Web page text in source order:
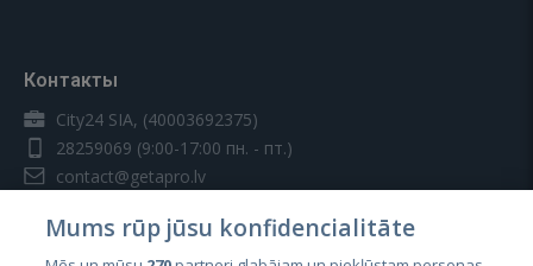
Контакты
City24 SIA, (40003692375)
28259069 (9:00-17:00 пн. - пт.)
contact@getapro.lv
Mums rūp jūsu konfidencialitāte